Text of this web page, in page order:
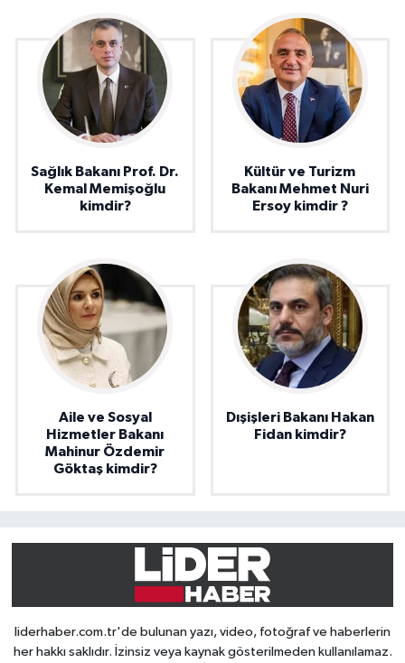
Sağlık Bakanı Prof. Dr.
Kemal Memişoğlu
kimdir?
Kültür ve Turizm
Bakanı Mehmet Nuri
Ersoy kimdir ?
Aile ve Sosyal
Hizmetler Bakanı
Mahinur Özdemir
Göktaş kimdir?
Dışişleri Bakanı Hakan
Fidan kimdir?
liderhaber.com.tr'de bulunan yazı, video, fotoğraf ve haberlerin
her hakkı saklıdır. İzinsiz veya kaynak gösterilmeden kullanılamaz.